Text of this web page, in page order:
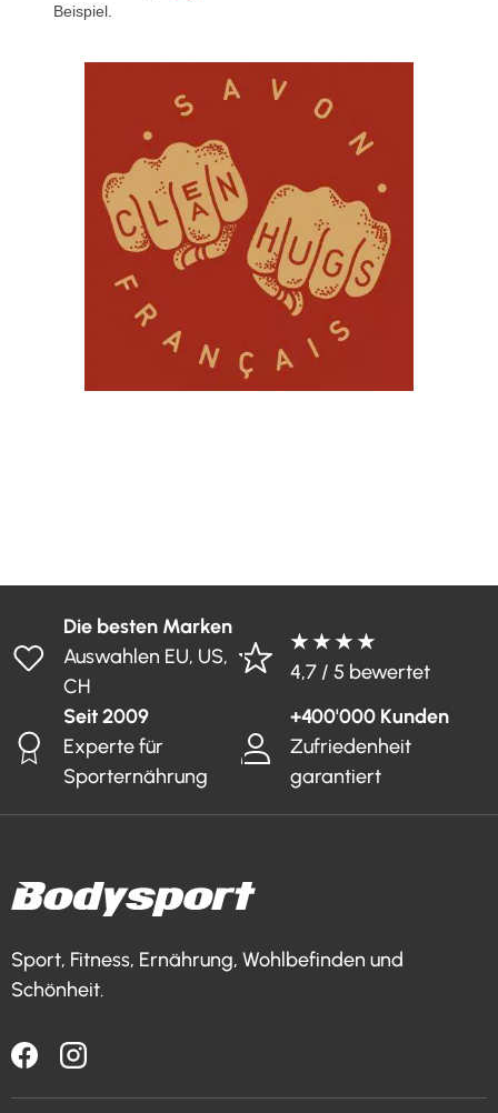
Beispiel.
Die besten Marken
Auswahlen EU, US,
CH
★ ★ ★ ★
4,7 / 5 bewertet
Seit 2009
Experte für
Sporternährung
+400'000 Kunden
Zufriedenheit
garantiert
Sport, Fitness, Ernährung, Wohlbefinden und
Schönheit.
FacebookInstagram